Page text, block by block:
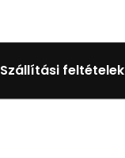
Szállítási feltételek